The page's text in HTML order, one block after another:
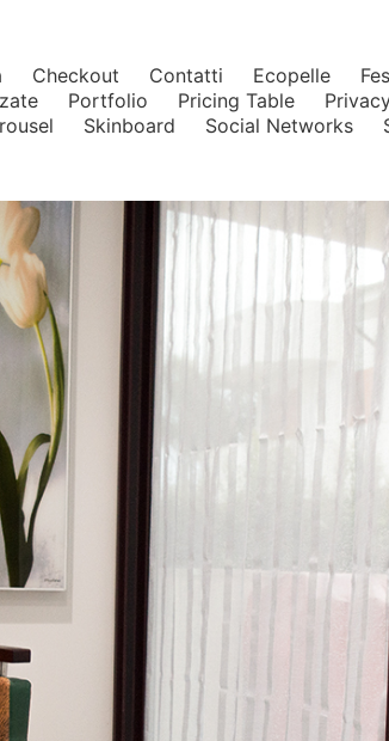
Checkout Contatti Ecopelle
Portfolio Pricing Table
Skinboard Social Networks